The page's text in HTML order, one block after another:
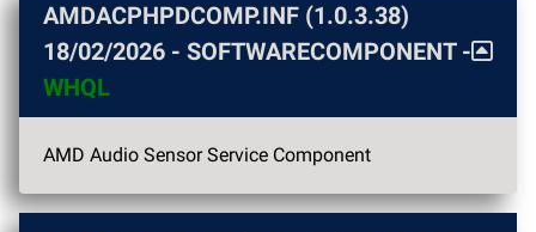
AMDACPHPDCOMP.INF (1.0.3.38)
18/02/2026 - SOFTWARECOMPONENT -
WHQL
AMD Audio Sensor Service Component